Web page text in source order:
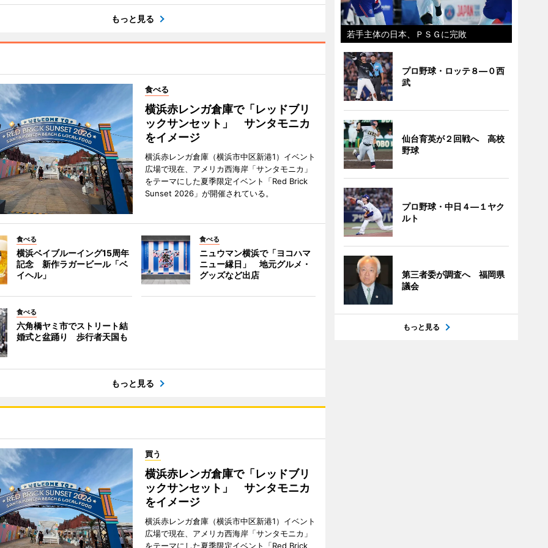
もっと見る
食べる
横浜赤レンガ倉庫で「レッドブリ
ックサンセット」 サンタモニカ
をイメージ
横浜赤レンガ倉庫（横浜市中区新港1）イベント
広場で現在、アメリカ西海岸「サンタモニカ」
をテーマにした夏季限定イベント「Red Brick
Sunset 2026」が開催されている。
食べる
横浜ベイブルーイング15周年
記念 新作ラガービール「ベ
イヘル」
食べる
ニュウマン横浜で「ヨコハマ
ニュー縁日」 地元グルメ・
グッズなど出店
食べる
六角橋ヤミ市でストリート結
婚式と盆踊り 歩行者天国も
もっと見る
買う
横浜赤レンガ倉庫で「レッドブリ
ックサンセット」 サンタモニカ
をイメージ
横浜赤レンガ倉庫（横浜市中区新港1）イベント
広場で現在、アメリカ西海岸「サンタモニカ」
をテーマにした夏季限定イベント「Red Brick
若手主体の日本、ＰＳＧに完敗
プロ野球・ロッテ８―０西
武
仙台育英が２回戦へ 高校
野球
プロ野球・中日４―１ヤク
ルト
第三者委が調査へ 福岡県
議会
もっと見る